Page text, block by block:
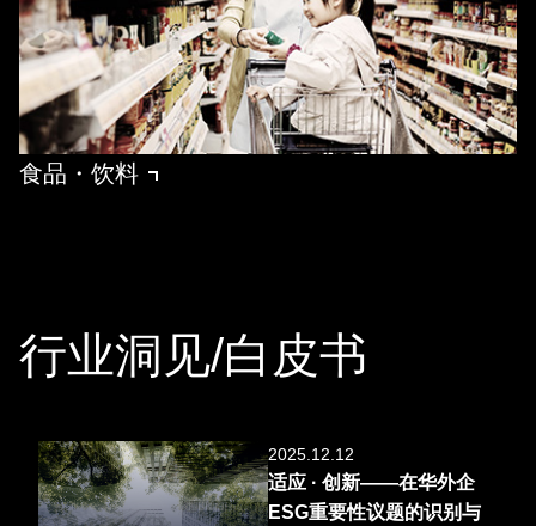
食品・饮料
行业洞见/白皮书
适应 · 创新——在华外企
ESG重要性议题的识别与
2025.12.12